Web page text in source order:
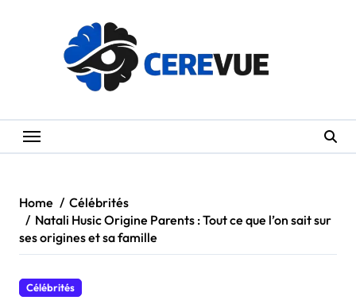
Home
Célébrités
Natali Husic Origine Parents : Tout ce que l’on sait sur
ses origines et sa famille
Célébrités